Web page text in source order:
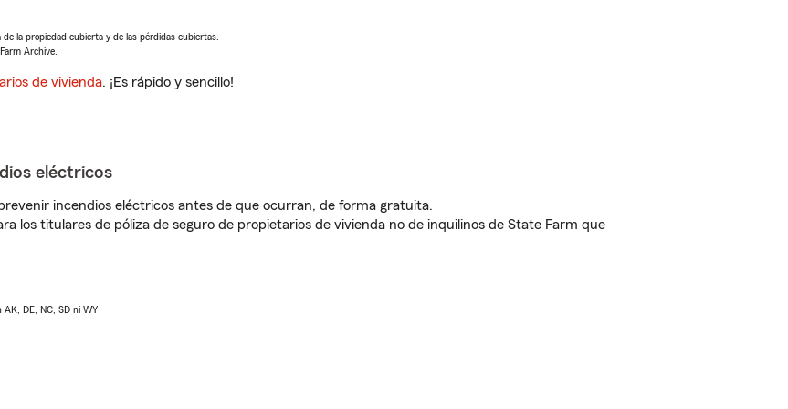
la propiedad cubierta y de las pérdidas cubiertas.
Archive.
de vivienda. ¡Es rápido y sencillo!
eléctricos
incendios eléctricos antes de que ocurran, de forma gratuita.
los titulares de póliza de seguro de propietarios de vivienda no de inquilinos de State Farm que
DE, NC, SD ni WY